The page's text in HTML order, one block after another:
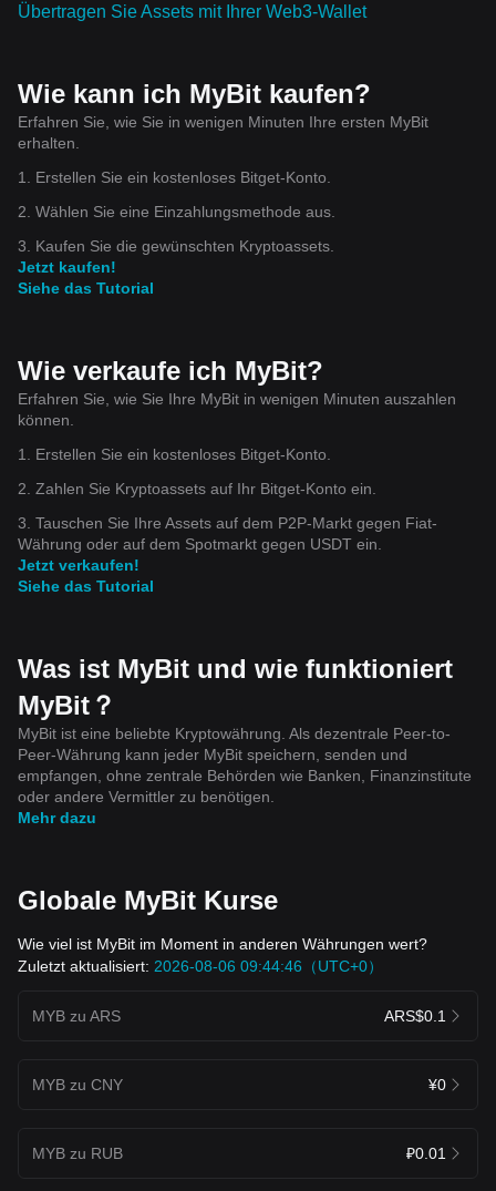
Übertragen Sie Assets mit Ihrer Web3-Wallet
Wie kann ich MyBit kaufen?
Erfahren Sie, wie Sie in wenigen Minuten Ihre ersten MyBit
erhalten.
1. Erstellen Sie ein kostenloses Bitget-Konto.
2. Wählen Sie eine Einzahlungsmethode aus.
3. Kaufen Sie die gewünschten Kryptoassets.
Jetzt kaufen!
Siehe das Tutorial
Wie verkaufe ich MyBit?
Erfahren Sie, wie Sie Ihre MyBit in wenigen Minuten auszahlen
können.
1. Erstellen Sie ein kostenloses Bitget-Konto.
2. Zahlen Sie Kryptoassets auf Ihr Bitget-Konto ein.
3. Tauschen Sie Ihre Assets auf dem P2P-Markt gegen Fiat-
Währung oder auf dem Spotmarkt gegen USDT ein.
Jetzt verkaufen!
Siehe das Tutorial
Was ist MyBit und wie funktioniert
MyBit？
MyBit ist eine beliebte Kryptowährung. Als dezentrale Peer-to-
Peer-Währung kann jeder MyBit speichern, senden und
empfangen, ohne zentrale Behörden wie Banken, Finanzinstitute
oder andere Vermittler zu benötigen.
Mehr dazu
Globale MyBit Kurse
Wie viel ist MyBit im Moment in anderen Währungen wert?
Zuletzt aktualisiert: 2026-08-06 09:44:46（UTC+0）
MYB zu ARS ARS$0.1
MYB zu CNY ¥0
MYB zu RUB ₽0.01